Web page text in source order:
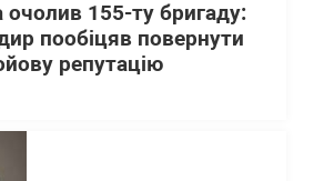
очолив 155-ту бригаду:
пообіцяв повернути
репутацію